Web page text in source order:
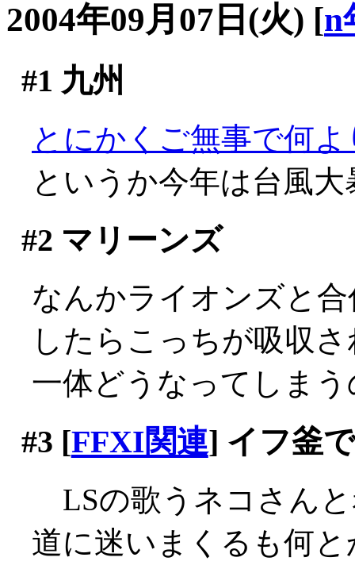
2004年09月07日(火) [n
#1 九州
とにかくご無事で何
というか今年は台風
#2 マリーンズ
なんかライオンズと
したらこっちが吸収
一体どうなってしま
#3 [FFXI関連] イフ釜
LSの歌うネコさん
道に迷いまくるも何